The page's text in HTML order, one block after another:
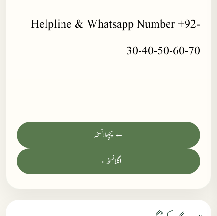
Helpline & Whatsapp Number +92-
30-40-50-60-70
← پچھلا نسخہ
اگلا نسخہ →